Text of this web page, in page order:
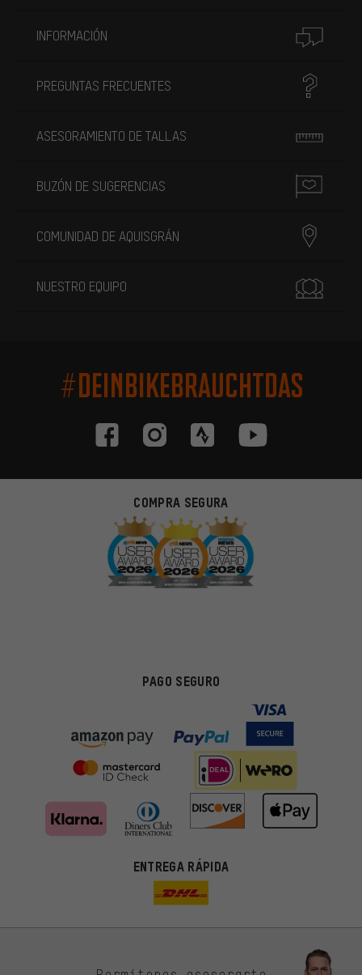
INFORMACIÓN
PREGUNTAS FRECUENTES
ASESORAMIENTO DE TALLAS
BUZÓN DE SUGERENCIAS
COMUNIDAD DE AQUISGRÁN
NUESTRO EQUIPO
#DEINBIKEBRAUCHTDAS
COMPRA SEGURA
PAGO SEGURO
ENTREGA RÁPIDA